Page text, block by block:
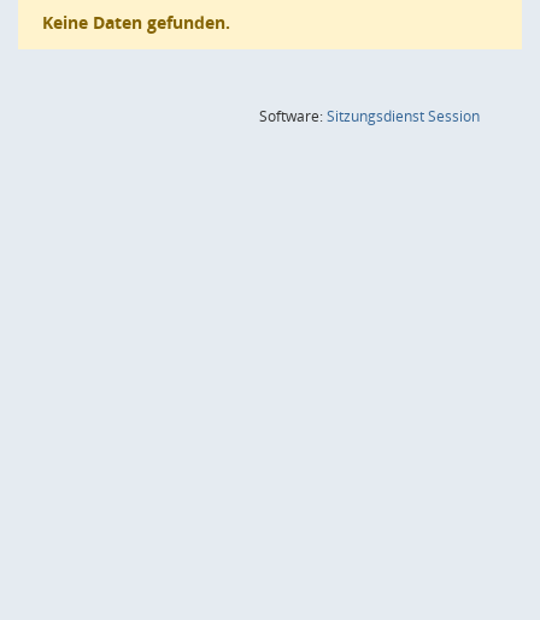
Keine Daten gefunden.
Software:SitzungsdienstSession(Wird in